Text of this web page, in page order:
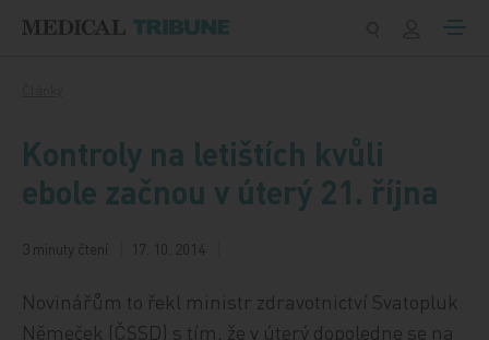
Kontroly na letištích kvůli
ebole začnou v úterý 21. října
3 minuty čtení 17. 10. 2014
Novinářům to řekl ministr zdravotnictví Svatopluk
Němeček (ČSSD) s tím, že v úterý dopoledne se na